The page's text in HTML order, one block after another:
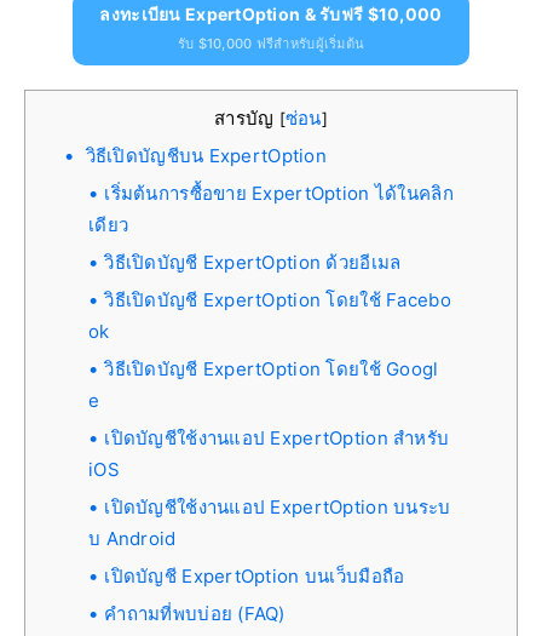
ลงทะเบียน ExpertOption & รับฟรี $10,000
รับ $10,000 ฟรีสำหรับผู้เริ่มต้น
สารบัญ [ซ่อน]
วิธีเปิดบัญชีบน ExpertOption
เริ่มต้นการซื้อขาย ExpertOption ได้ในคลิก
เดียว
วิธีเปิดบัญชี ExpertOption ด้วยอีเมล
วิธีเปิดบัญชี ExpertOption โดยใช้ Facebo
ok
วิธีเปิดบัญชี ExpertOption โดยใช้ Googl
e
เปิดบัญชีใช้งานแอป ExpertOption สำหรับ
iOS
เปิดบัญชีใช้งานแอป ExpertOption บนระบ
บ Android
เปิดบัญชี ExpertOption บนเว็บมือถือ
คำถามที่พบบ่อย (FAQ)